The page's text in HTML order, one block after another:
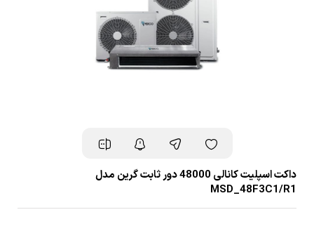
داکت اسپلیت کانالی 48000 دور ثابت گرین مدل
MSD_48F3C1/R1